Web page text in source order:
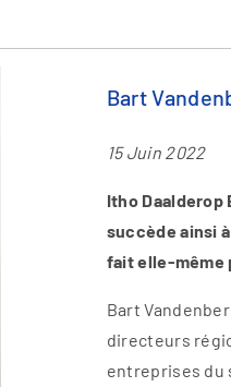
Bart
15 Juin 2022
Itho Daalderop
succède ainsi
fait elle-même
Bart
directeurs
entreprises du